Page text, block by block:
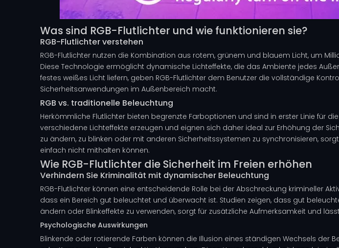
Was sind RGB-Flutlichter und wie funktionieren sie?
RGB-Flutlichter verstehen
RGB-Flutlichter nutzen die Kombination aus rotem, grünem und blauem Licht, um
Diese Technologie ermöglicht dynamische Lichteffekte, die das Ambiente jedes
festes weißes Licht liefern, geben RGB-Flutlichter dem Benutzer die vollständige
Sicherheitsanwendungen im Außenbereich macht.
RGB vs. traditionelle Beleuchtung
Herkömmliche Flutlichter bieten begrenzte Farboptionen und sind in erster Linie für
verschiedene Lichteffekte erzeugen und eignen sich daher ideal zur Erhöhung der
zu ändern, zu blinken oder mit anderen Sicherheitssystemen zu synchronisieren,
einfach nicht mithalten können.
Wie RGB-Flutlichter die Sicherheit im Freien erhöhen
Verhindern Sie Kriminalität mit dynamischer Beleuchtung
RGB-Flutlichter können eine entscheidende Rolle bei der Abschreckung krimineller
dass ein Bereich gut beleuchtet und überwacht ist. Studien zeigen, dass gut
ändern oder Blinkeffekte zu verwenden, sorgt für zusätzliche Aufmerksamkeit und
Psychologische Auswirkungen
Blinkende oder rotierende Farben können die Illusion eines ständigen Wechsels der